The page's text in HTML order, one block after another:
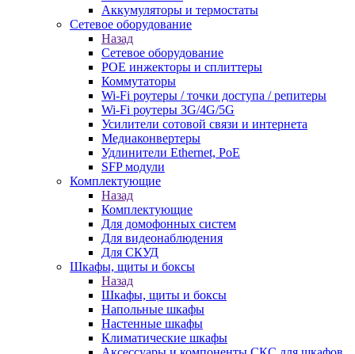
Аккумуляторы и термостаты
Сетевое оборудование
Назад
Сетевое оборудование
POE инжекторы и сплиттеры
Коммутаторы
Wi-Fi роутеры / точки доступа / репитеры
Wi-Fi роутеры 3G/4G/5G
Усилители сотовой связи и интернета
Медиаконвертеры
Удлинители Ethernet, PoE
SFP модули
Комплектующие
Назад
Комплектующие
Для домофонных систем
Для видеонаблюдения
Для СКУД
Шкафы, щиты и боксы
Назад
Шкафы, щиты и боксы
Напольные шкафы
Настенные шкафы
Климатические шкафы